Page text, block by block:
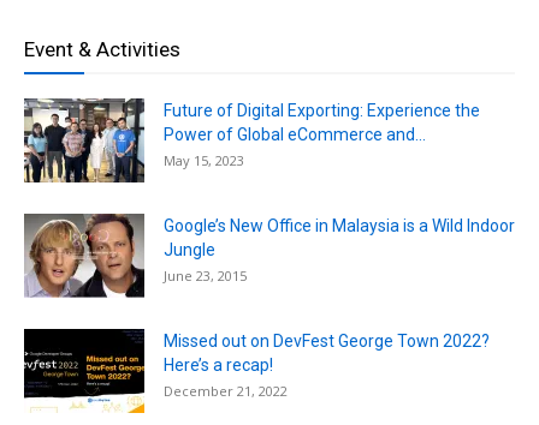
Event & Activities
Future of Digital Exporting: Experience the
Power of Global eCommerce and...
May 15, 2023
Google’s New Office in Malaysia is a Wild Indoor
Jungle
June 23, 2015
Missed out on DevFest George Town 2022?
Here’s a recap!
December 21, 2022